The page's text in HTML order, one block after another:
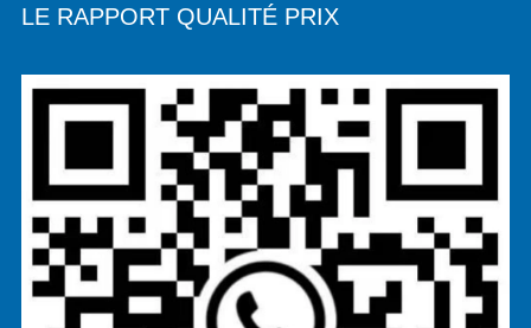
LE RAPPORT QUALITÉ PRIX